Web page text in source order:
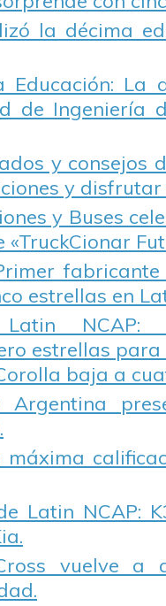
la décima
Educación: La
de Ingeniería
y consejos
y disfrutar
y Buses
estrellas en
NCAP:
estrellas para
baja a
Argentina
máxima
Latin NCAP:
vuelve a